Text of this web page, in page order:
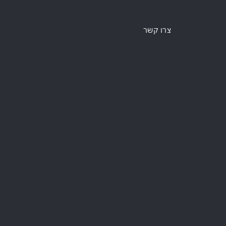
צרו קשר